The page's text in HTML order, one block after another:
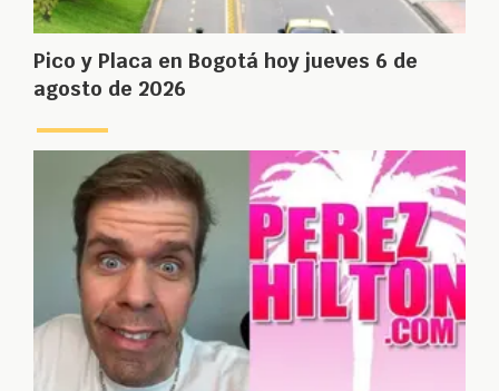
Pico y Placa en Bogotá hoy jueves 6 de
agosto de 2026